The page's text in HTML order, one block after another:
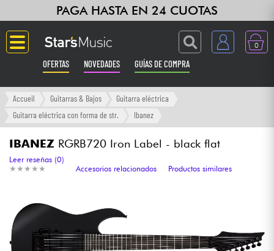
PAGA HASTA EN 24 CUOTAS
0
OFERTAS NOVEDADES GUÍAS DE COMPRA
Langue
Ampli & Efectos
Sintetizadores & samplers
Accueil Guitarras & Bajos
Guitarra eléctrica
Guitarra eléctrica con forma de str.
Ibanez
IBANEZ RGRB720 Iron Label - black flat
★ ★ ★ ★ ★
★ ★ ★ ★ ★
Leer reseñas (0)
Accesorios relacionados
Productos similares